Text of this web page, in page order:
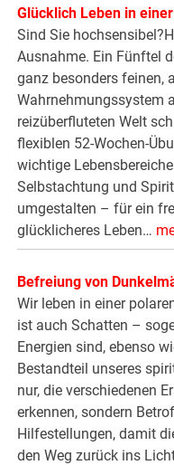
Glücklich Leben in
Sind Sie
Ausnahme.­ Ein Fünftel
ganz besonders feinen,
Wahrnehmungssystem
reizüberfluteten Welt
flexiblen 52-Wochen-
wichtige
Selbstachtung und
umgestalten – für ein
glücklicheres Leben…
Befreiung von
Wir leben in einer
ist auch Schatten –
Energien sind, ebenso
Bestandteil unseres
nur, die verschiedenen
erkennen, sondern
Hilfestellungen, damit
den Weg zurück ins